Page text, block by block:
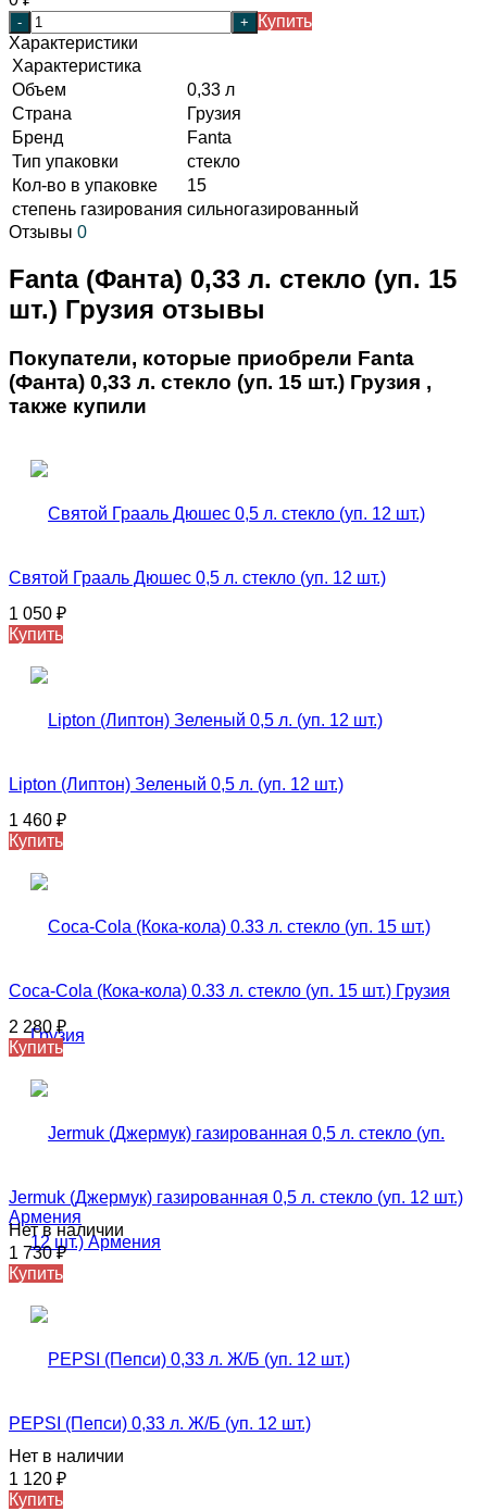
- +
Купить
Характеристики
Характеристика
Объем
0,33 л
Страна
Грузия
Бренд
Fanta
Тип упаковки
стекло
Кол-во в упаковке
15
степень газирования сильногазированный
Отзывы 0
Fanta (Фанта) 0,33 л. стекло (уп. 15
шт.) Грузия отзывы
Покупатели, которые приобрели Fanta
(Фанта) 0,33 л. стекло (уп. 15 шт.) Грузия ,
также купили
Святой Грааль Дюшес 0,5 л. стекло (уп. 12 шт.)
1 050 ₽
Купить
Lipton (Липтон) Зеленый 0,5 л. (уп. 12 шт.)
1 460 ₽
Купить
Coca-Cola (Кока-кола) 0.33 л. стекло (уп. 15 шт.) Грузия
2 280 ₽
Купить
Jermuk (Джермук) газированная 0,5 л. стекло (уп. 12 шт.)
Армения
Нет в наличии
1 730₽
Купить
PEPSI (Пепси) 0,33 л. Ж/Б (уп. 12 шт.)
Нет в наличии
1 120 ₽
Купить